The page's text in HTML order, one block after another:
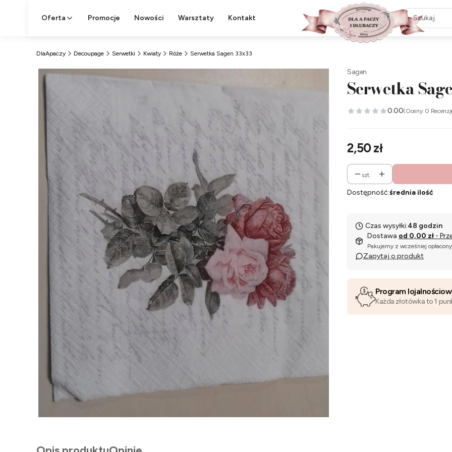
Oferta Promocje Nowości Warsztaty Kontakt
DlaApaczy Decoupage Serwetki Kwiaty Róże Serwetka Sagen 33x33
Sagen
Serwetka
0.00(Oceny: 0
Cena
2,50 zł
szt.
Dostępność:średnia ilość
Czas wysyłki:48 godzin
Dostawa od 0,00 zł -
Pakujemy z wcześniej
Zapytaj o produkt
Program
Każda złotówka to 1